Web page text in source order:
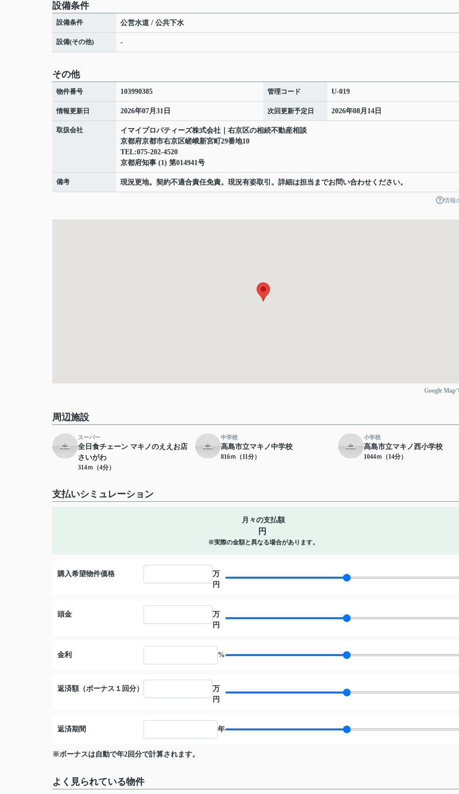
設備条件
設備条件 公営水道 / 公共下水
設備(その他) -
その他
物件番号 103990385 管理コード U-019
情報更新日 2026年07月31日 次回更新予定日 2026年08月14日
取扱会社
イマイプロパティーズ株式会社｜右京区の相続不動産相談
京都府京都市右京区嵯峨新宮町29番地10
TEL:075-202-4520
京都府知事 (1) 第014941号
備考 現況更地。契約不適合責任免責。現況有姿取引。詳細は担当までお問い合わせください。
情報
Google Map
周辺施設
スーパー
全日食チェーン マキノのええお店
さいがわ
314ｍ（4分）
中学校
高島市立マキノ中学校
816ｍ（11分）
小学校
高島市立マキノ西小学校
1044ｍ（14分）
支払いシミュレーション
月々の支払額
円
※実際の金額と異なる場合があります。
購入希望物件価格
万
円
頭金
万
円
金利 %
返済額（ボーナス１回分）
万
円
返済期間 年
※ボーナスは自動で年2回分で計算されます。
よく見られている物件